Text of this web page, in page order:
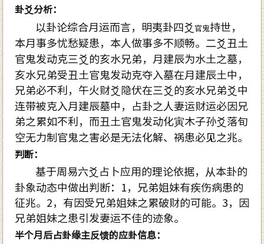
卦爻分析：
以卦论综合月运而言，明夷卦四爻 官鬼持世，
本月事多忧愁疑患，本人做事多不顺畅。二爻丑土
官鬼发动克三爻的亥水兄弟，月建辰为水土之墓，
亥水兄弟受丑土官鬼发动克夺入墓在月建辰土中，
兄弟必不利，午火财爻隐伏在三爻的亥水兄弟爻中
连带被克入月建辰墓中，占卦之人妻运财运必因兄
弟之累如不利，而丑土官鬼发动化寅木子孙爻落旬
空无力制官鬼之害必是无法化解、祸患必见之兆。
判断：
基于周易六爻占卜应用的理论依据，从本卦的
卦象动态中做出判断： 1，兄弟姐妹有疾伤病患的
征兆。 2，有因受兄弟姐妹之累破财的可能。 3，因
兄弟姐妹之患引发妻运不佳的迹象。
半个月后占卦缘主反馈的应卦信息：